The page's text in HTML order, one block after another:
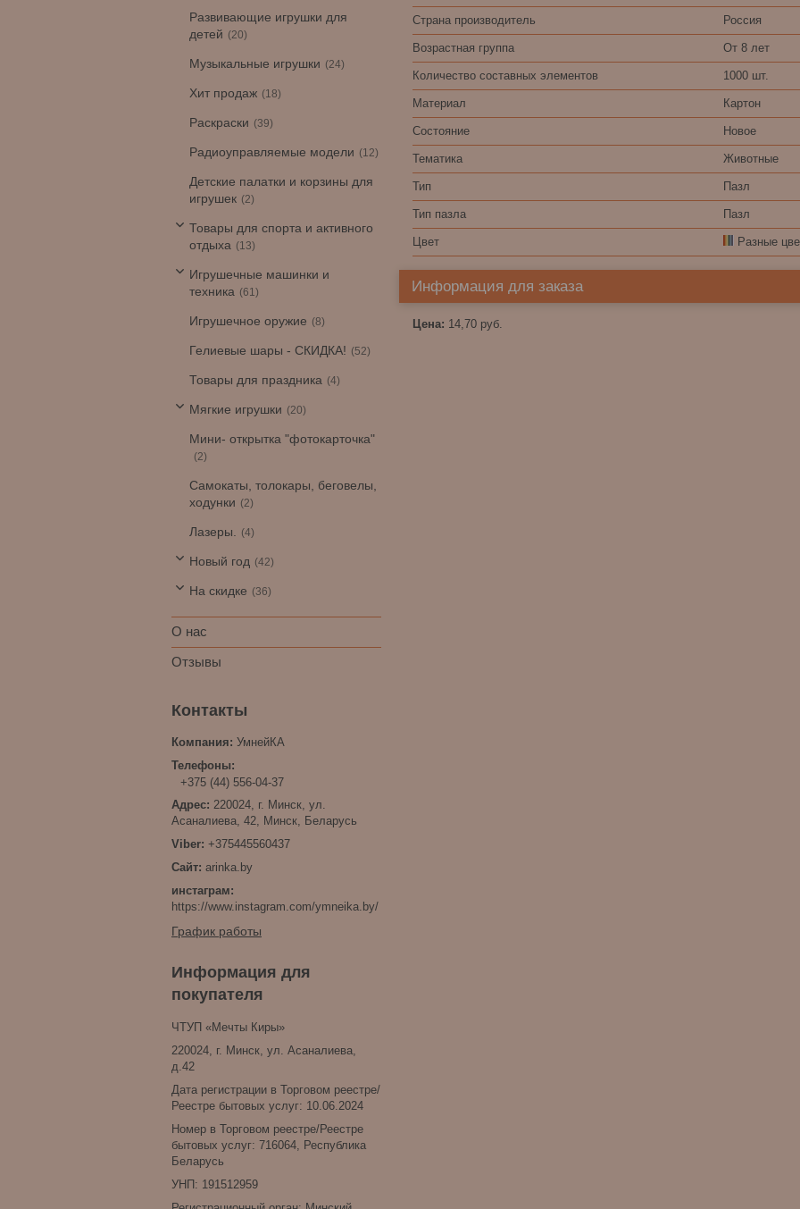
Страна производитель Россия
Возрастная группа От 8 лет
Количество составных элементов 1000 шт.
Материал Картон
Состояние Новое
Тематика Животные
Тип Пазл
Тип пазла Пазл
Цвет Разные
Информация для заказа
Цена: 14,70 руб.
Развивающие игрушки для
детей
20
Музыкальные игрушки 24
Хит продаж 18
Раскраски 39
Радиоуправляемые модели 12
Детские палатки и корзины для
игрушек
2
Товары для спорта и активного
отдыха
13
Игрушечные машинки и
техника
61
Игрушечное оружие 8
Гелиевые шары - СКИДКА! 52
Товары для праздника 4
Мягкие игрушки 20
Мини- открытка "фотокарточка"
2
Самокаты, толокары, беговелы,
ходунки
2
Лазеры. 4
Новый год 42
На скидке 36
О нас
Отзывы
УмнейКА
+375 (44) 556-04-37
220024, г. Минск, ул.
Асаналиева, 42, Минск, Беларусь
+375445560437
arinka.by
инстаграм
https://www.instagram.com/ymneika.by/
График работы
Информация для
покупателя
ЧТУП «Мечты Киры»
220024, г. Минск, ул. Асаналиева,
д.42
Дата регистрации в Торговом реестре/
Реестре бытовых услуг: 10.06.2024
Номер в Торговом реестре/Реестре
бытовых услуг: 716064, Республика
Беларусь
УНП: 191512959